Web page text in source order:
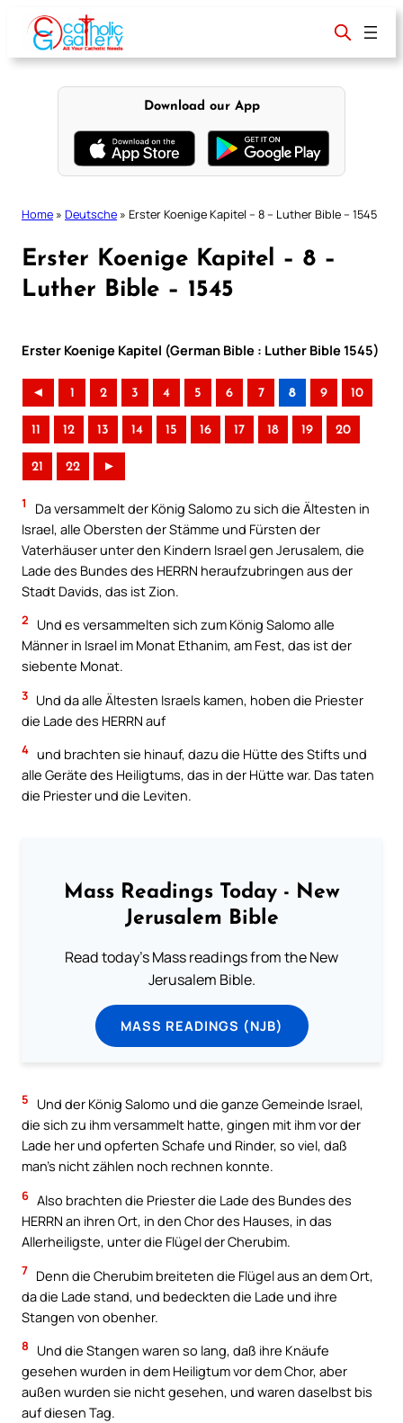
content
Download our App
Home » Deutsche » Erster Koenige Kapitel – 8 – Luther Bible – 1545
Erster Koenige Kapitel – 8 –
Luther Bible – 1545
Erster Koenige Kapitel (German Bible : Luther Bible 1545)
◄ 1 2 3 4 5 6 7 8 9 10
11 12 13 14 15 16 17 18 19 20
21 22 ►
1
Da versammelt der König Salomo zu sich die Ältesten in
Israel, alle Obersten der Stämme und Fürsten der
Vaterhäuser unter den Kindern Israel gen Jerusalem, die
Lade des Bundes des HERRN heraufzubringen aus der
Stadt Davids, das ist Zion.
2
Und es versammelten sich zum König Salomo alle
Männer in Israel im Monat Ethanim, am Fest, das ist der
siebente Monat.
3 Und da alle Ältesten Israels kamen, hoben die Priester
die Lade des HERRN auf
4 und brachten sie hinauf, dazu die Hütte des Stifts und
alle Geräte des Heiligtums, das in der Hütte war. Das taten
die Priester und die Leviten.
Mass Readings Today - New
Jerusalem Bible
Read today's Mass readings from the New
Jerusalem Bible.
MASS READINGS (NJB)
5
Und der König Salomo und die ganze Gemeinde Israel,
die sich zu ihm versammelt hatte, gingen mit ihm vor der
Lade her und opferten Schafe und Rinder, so viel, daß
man’s nicht zählen noch rechnen konnte.
6 Also brachten die Priester die Lade des Bundes des
HERRN an ihren Ort, in den Chor des Hauses, in das
Allerheiligste, unter die Flügel der Cherubim.
7 Denn die Cherubim breiteten die Flügel aus an dem Ort,
da die Lade stand, und bedeckten die Lade und ihre
Stangen von obenher.
8
Und die Stangen waren so lang, daß ihre Knäufe
gesehen wurden in dem Heiligtum vor dem Chor, aber
außen wurden sie nicht gesehen, und waren daselbst bis
auf diesen Tag.